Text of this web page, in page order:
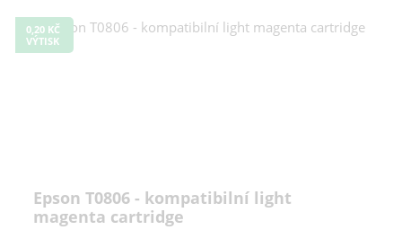
0,20 KČ
VÝTISK
Epson T0806 - kompatibilní light
magenta cartridge